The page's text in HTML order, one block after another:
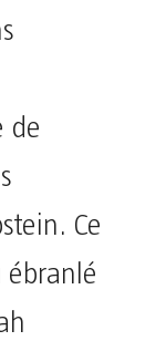
de
Ce
ébranlé